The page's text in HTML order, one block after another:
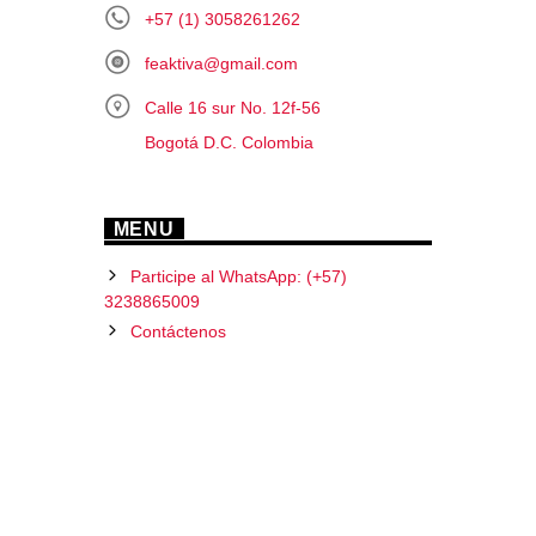
+57 (1) 3058261262
feaktiva@gmail.com
Calle 16 sur No. 12f-56
Bogotá D.C. Colombia
MENU
Participe al WhatsApp: (+57)
3238865009
Contáctenos